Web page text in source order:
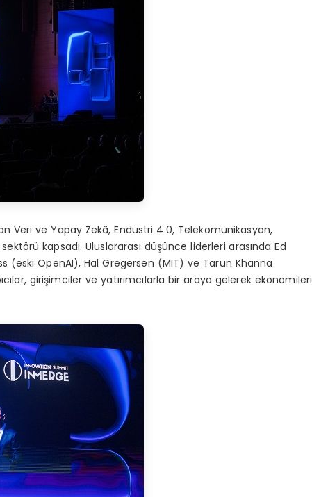
Veri ve Yapay Zekâ, Endüstri 4.0, Telekomünikasyon,
kapsadı. Uluslararası düşünce liderleri arasında Ed
(eski OpenAI), Hal Gregersen (MIT) ve Tarun Khanna
girişimciler ve yatırımcılarla bir araya gelerek ekonomileri